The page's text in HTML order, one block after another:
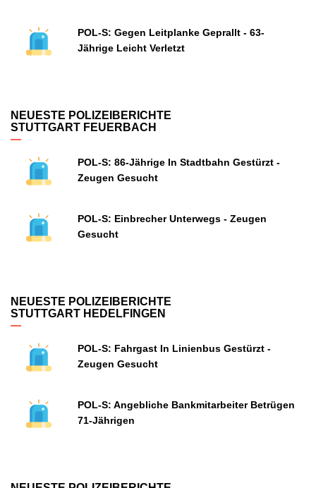
POL-S: Gegen Leitplanke Geprallt - 63-
Jährige Leicht Verletzt
NEUESTE POLIZEIBERICHTE
STUTTGART FEUERBACH
POL-S: 86-Jährige In Stadtbahn Gestürzt -
Zeugen Gesucht
POL-S: Einbrecher Unterwegs - Zeugen
Gesucht
NEUESTE POLIZEIBERICHTE
STUTTGART HEDELFINGEN
POL-S: Fahrgast In Linienbus Gestürzt -
Zeugen Gesucht
POL-S: Angebliche Bankmitarbeiter Betrügen
71-Jährigen